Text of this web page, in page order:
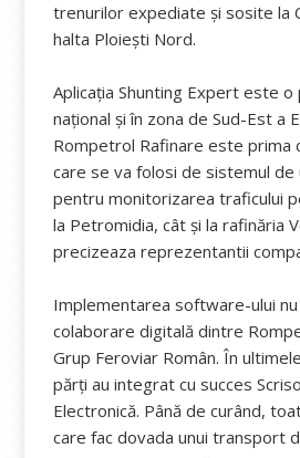
trenurilor expediate și sosite la
halta Ploiești Nord.
Aplicația Shunting Expert este o
național și în zona de Sud-Est a
Rompetrol Rafinare este prima
care se va folosi de sistemul de
pentru monitorizarea traficului
la Petromidia, cât și la rafinăria
precizeaza reprezentantii
Implementarea software-ului
colaborare digitală dintre
Grup Feroviar Român. În
părți au integrat cu succes
Electronică. Până de curând,
care fac dovada unui transport